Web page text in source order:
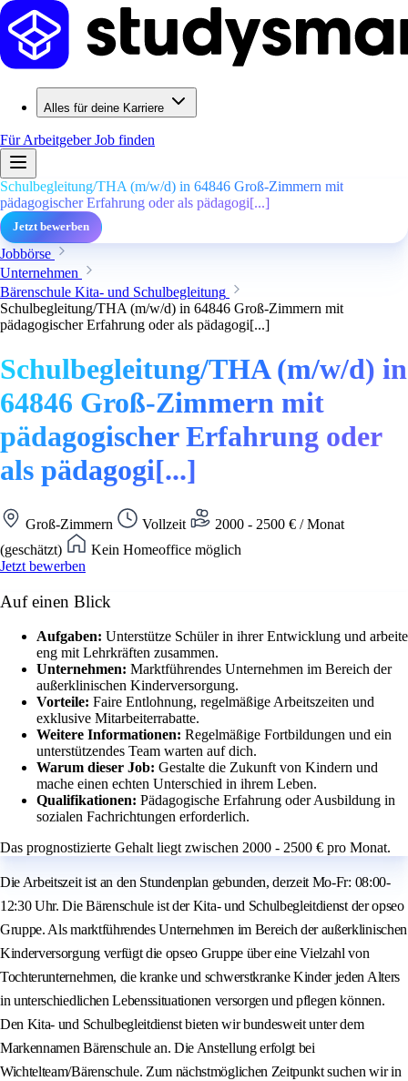
Alles für deine Karriere
Für ArbeitgeberJob finden
Schulbegleitung/THA (m/w/d) in 64846 Groß-Zimmern mit
pädagogischer Erfahrung oder als pädagogi[...]
Jetzt bewerben
Jobbörse
Unternehmen
Bärenschule Kita- und Schulbegleitung
Schulbegleitung/THA (m/w/d) in 64846 Groß-Zimmern mit
pädagogischer Erfahrung oder als pädagogi[...]
Schulbegleitung/THA (m/w/d) in
64846 Groß-Zimmern mit
pädagogischer Erfahrung oder
als pädagogi[...]
Groß-Zimmern Vollzeit
2000 - 2500 € / Monat
(geschätzt)
Kein Homeoffice möglich
Jetzt bewerben
Auf einen Blick
Aufgaben: Unterstütze Schüler in ihrer Entwicklung und arbeite
eng mit Lehrkräften zusammen.
Unternehmen: Marktführendes Unternehmen im Bereich der
außerklinischen Kinderversorgung.
Vorteile: Faire Entlohnung, regelmäßige Arbeitszeiten und
exklusive Mitarbeiterrabatte.
Weitere Informationen: Regelmäßige Fortbildungen und ein
unterstützendes Team warten auf dich.
Warum dieser Job: Gestalte die Zukunft von Kindern und
mache einen echten Unterschied in ihrem Leben.
Qualifikationen: Pädagogische Erfahrung oder Ausbildung in
sozialen Fachrichtungen erforderlich.
Das prognostizierte Gehalt liegt zwischen 2000 - 2500 € pro Monat.
Die Arbeitszeit ist an den Stundenplan gebunden, derzeit Mo-Fr: 08:00-
12:30 Uhr. Die Bärenschule ist der Kita- und Schulbegleitdienst der opseo
Gruppe. Als marktführendes Unternehmen im Bereich der außerklinischen
Kinderversorgung verfügt die opseo Gruppe über eine Vielzahl von
Tochterunternehmen, die kranke und schwerstkranke Kinder jeden Alters
in unterschiedlichen Lebenssituationen versorgen und pflegen können.
Den Kita- und Schulbegleitdienst bieten wir bundesweit unter dem
Markennamen Bärenschule an. Die Anstellung erfolgt bei
Wichtelteam/Bärenschule. Zum nächstmöglichen Zeitpunkt suchen wir in